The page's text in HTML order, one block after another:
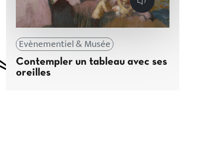
Evènementiel & Musée
Contempler un tableau avec ses
oreilles